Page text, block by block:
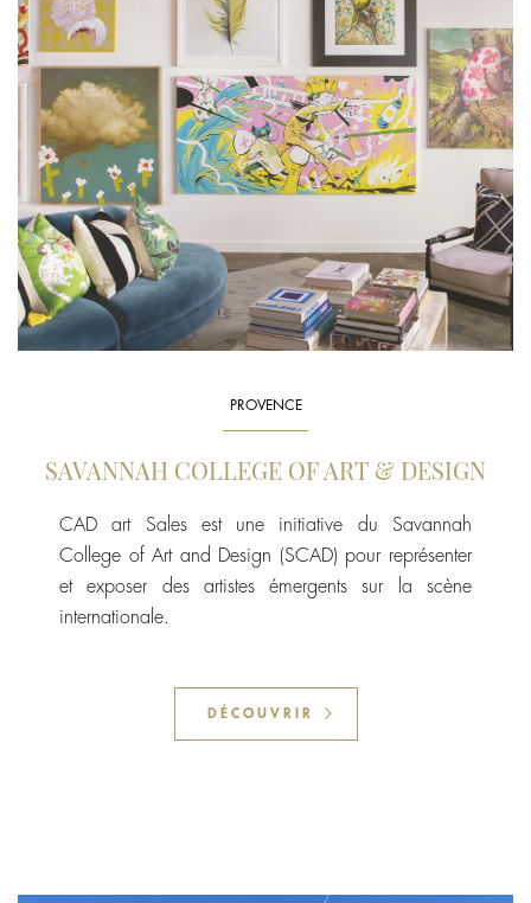
PROVENCE
SAVANNAH COLLEGE OF ART & DESIGN
CAD art Sales est une initiative du Savannah
College of Art and Design (SCAD) pour représenter
et exposer des artistes émergents sur la scène
internationale.
DÉCOUVRIR